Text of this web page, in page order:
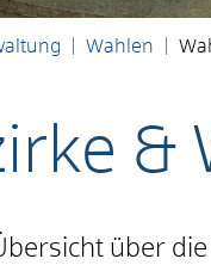
Wahlen
&
über